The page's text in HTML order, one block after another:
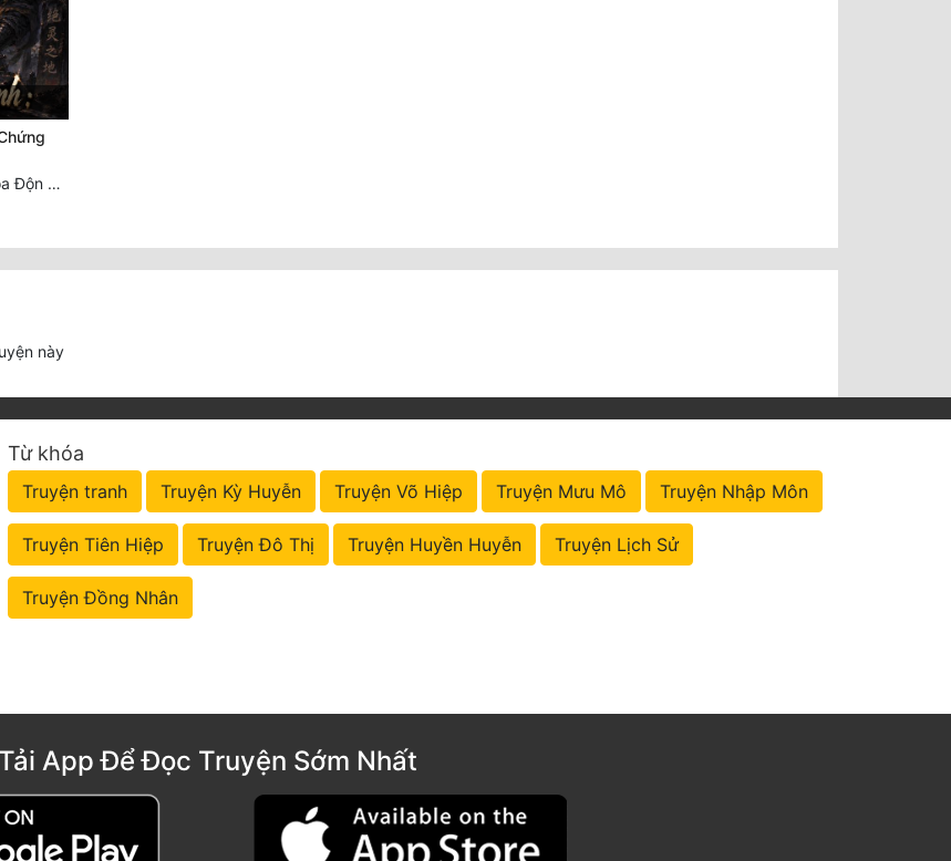
Chương 552 Huyết Hỏa Độn Hư, nhân quả chưa dứt
này
Từ khóa
Truyện tranh Truyện Kỳ Huyễn Truyện Võ Hiệp Truyện Mưu Mô Truyện Nhập Môn
Truyện Tiên Hiệp Truyện Đô Thị Truyện Huyền Huyễn Truyện Lịch Sử
Truyện Đồng Nhân
Tải App Để Đọc Truyện Sớm Nhất